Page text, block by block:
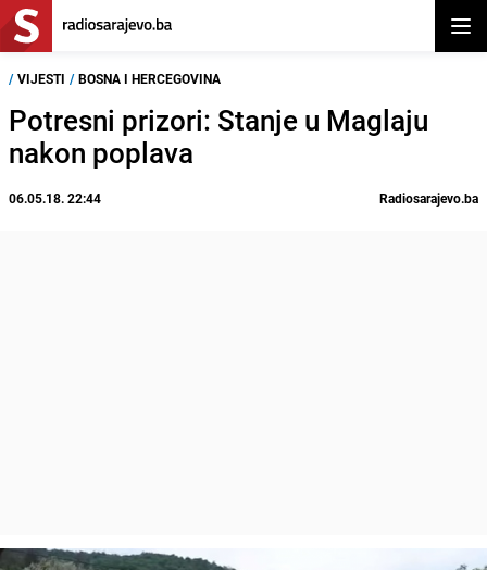
/ VIJESTI / BOSNA I HERCEGOVINA
Potresni prizori: Stanje u Maglaju
nakon poplava
06.05.18. 22:44 Radiosarajevo.ba